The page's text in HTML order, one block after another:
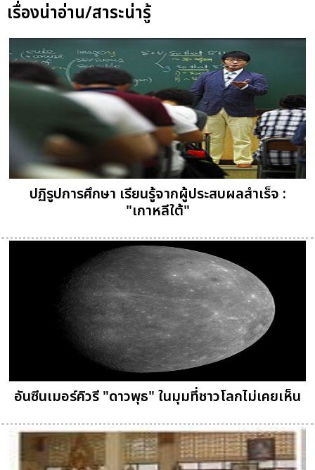
เรื่องน่าอ่าน/สาระน่ารู้
ปฏิรูปการศึกษา เรียนรู้จากผู้ประสบผลสำเร็จ :
"เกาหลีใต้"
อันซีนเมอร์คิวรี "ดาวพุธ" ในมุมที่ชาวโลกไม่เคยเห็น